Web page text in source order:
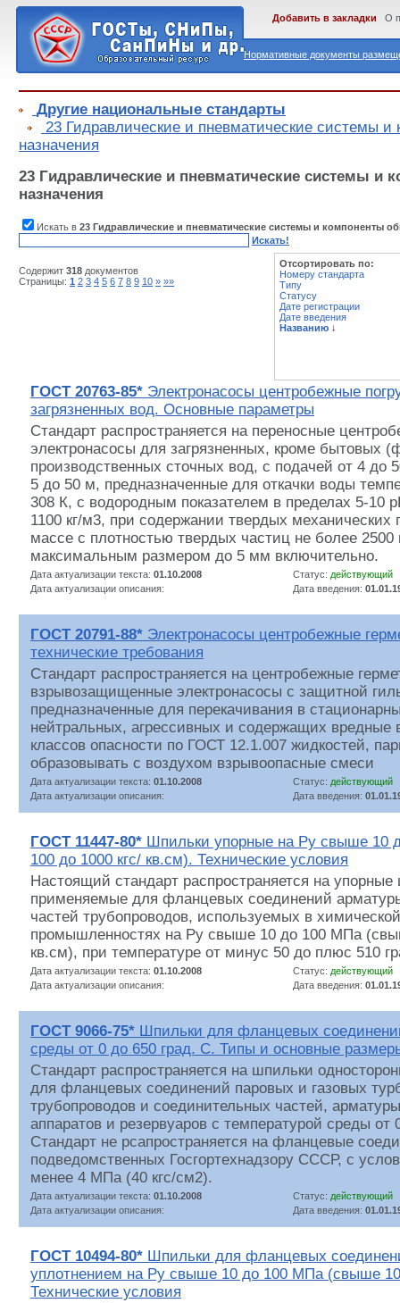
Нормативные документы
Добавить в закладки О
Другие национальные стандарты
23 Гидравлические и пневматические системы и
назначения
23 Гидравлические и пневматические системы и
назначения
Искать в 23 Гидравлические и пневматические системы и компоненты
Искать!
Содержит 318 документов
Страницы: 1 2 3 4 5 6 7 8 9 10 » »»
Отсортировать по:
Номеру стандарта
Типу
Статусу
Дате регистрации
Дате введения
Названию ↓
ГОСТ 20763-85* Электронасосы центробежные
загрязненных вод. Основные параметры
Стандарт распространяется на переносные
электронасосы для загрязненных, кроме бытовых
производственных сточных вод, с подачей от 4 до
5 до 50 м, предназначенные для откачки воды
308 К, с водородным показателем в пределах 5-10
1100 кг/м3, при содержании твердых механических
массе с плотностью твердых частиц не более 2500
максимальным размером до 5 мм включительно.
Дата актуализации текста: 01.10.2008 Статус: действующий
Дата актуализации описания:
Дата введения:
ГОСТ 20791-88* Электронасосы центробежные
технические требования
Стандарт распространяется на центробежные
взрывозащищенные электронасосы с защитной
предназначенные для перекачивания в
нейтральных, агрессивных и содержащих вредные
классов опасности по ГОСТ 12.1.007 жидкостей,
образовывать с воздухом взрывоопасные смеси
Дата актуализации текста: 01.10.2008 Статус: действующий
Дата актуализации описания:
Дата введения:
ГОСТ 11447-80* Шпильки упорные на Ру свыше 10
100 до 1000 кгс/ кв.см). Технические условия
Настоящий стандарт распространяется на
применяемые для фланцевых соединений
частей трубопроводов, используемых в
промышленностях на Ру свыше 10 до 100 МПа
кв.см), при температуре от минус 50 до плюс 510
Дата актуализации текста: 01.10.2008 Статус: действующий
Дата актуализации описания:
Дата введения:
ГОСТ 9066-75* Шпильки для фланцевых
среды от 0 до 650 град. С. Типы и основные
Стандарт распространяется на шпильки
для фланцевых соединений паровых и газовых
трубопроводов и соединительных частей,
аппаратов и резервуаров с температурой среды от
Стандарт не рсапространяется на фланцевые
подведомственных Госгортехнадзору СССР, с
менее 4 МПа (40 кгс/см2).
Дата актуализации текста: 01.10.2008 Статус: действующий
Дата актуализации описания:
Дата введения:
ГОСТ 10494-80* Шпильки для фланцевых
уплотнением на Ру свыше 10 до 100 МПа (свыше
Технические условия